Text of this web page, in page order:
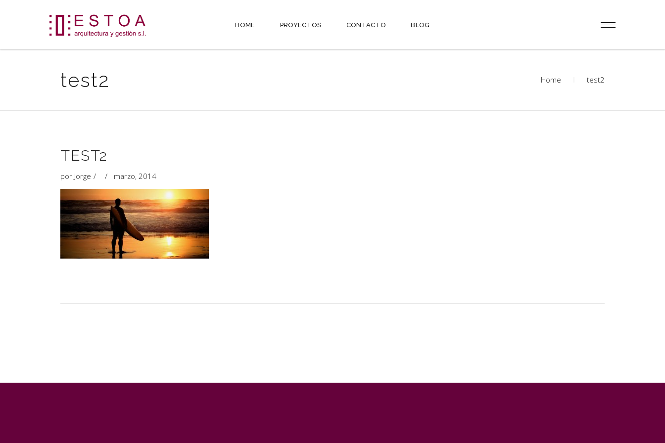
HOME PROYECTOS CONTACTO BLOG
test2 Home test2
TEST2
por Jorge marzo, 2014